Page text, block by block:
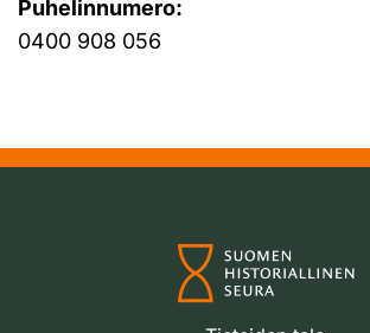
Puhelinnumero:
0400 908 056